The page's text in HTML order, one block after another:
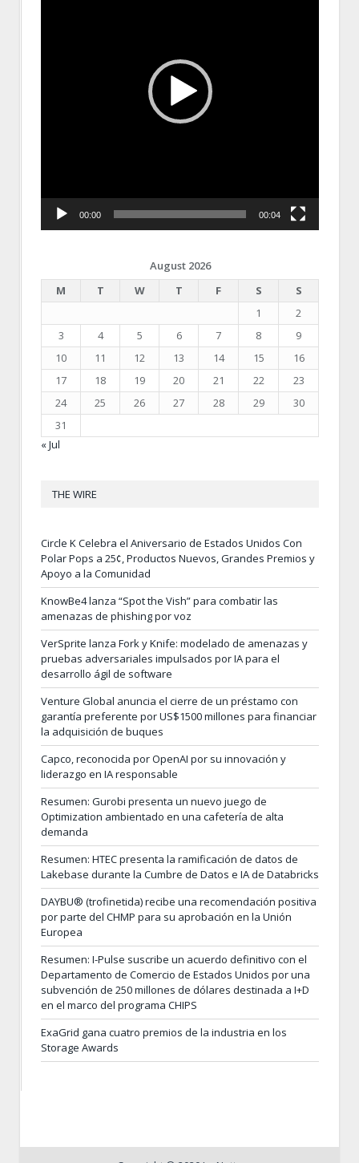
00:00 00:04
August 2026
M
T W T F S
S
1
2
3
4 5 6 7 8
9
10
11 12 13 14 15
16
17
18 19 20 21 22
23
24
25 26 27 28 29
30
31
« Jul
THE WIRE
Circle K Celebra el Aniversario de Estados Unidos Con
Polar Pops a 25¢, Productos Nuevos, Grandes Premios y
Apoyo a la Comunidad
KnowBe4 lanza “Spot the Vish” para combatir las
amenazas de phishing por voz
VerSprite lanza Fork y Knife: modelado de amenazas y
pruebas adversariales impulsados por IA para el
desarrollo ágil de software
Venture Global anuncia el cierre de un préstamo con
garantía preferente por US$1500 millones para financiar
la adquisición de buques
Capco, reconocida por OpenAI por su innovación y
liderazgo en IA responsable
Resumen: Gurobi presenta un nuevo juego de
Optimization ambientado en una cafetería de alta
demanda
Resumen: HTEC presenta la ramificación de datos de
Lakebase durante la Cumbre de Datos e IA de Databricks
DAYBU® (trofinetida) recibe una recomendación positiva
por parte del CHMP para su aprobación en la Unión
Europea
Resumen: I-Pulse suscribe un acuerdo definitivo con el
Departamento de Comercio de Estados Unidos por una
subvención de 250 millones de dólares destinada a I+D
en el marco del programa CHIPS
ExaGrid gana cuatro premios de la industria en los
Storage Awards